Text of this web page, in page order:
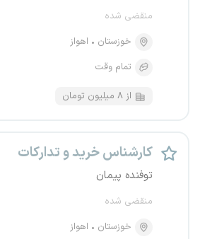
منقضی شده
خوزستان
اهواز
تمام وقت
از ۸ میلیون تومان
کارشناس خرید و تدارکات
توفنده پیمان
منقضی شده
خوزستان
اهواز